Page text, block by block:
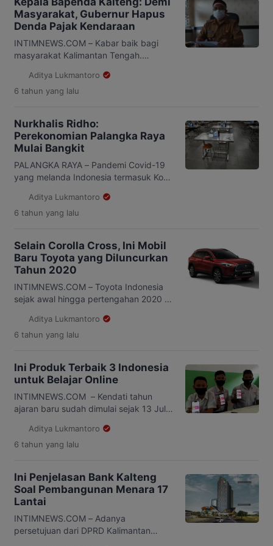
Masyarakat, Gubernur Hapus
Denda Pajak Kendaraan
INTIMNEWS.COM – Kabar baik bagi
masyarakat Kalimantan Tengah.
Kalimantan Tengah memperpanjang
masa penghapusan denda Pajak
disampaikan oleh Kepala Bapenda
Provinsi Kalimantan Tengah, Kaspinor
kepada intimnews.com di ruang
kerjanya, 18 Agustus 2020. Menurut
Kaspinor, Peraturan Gubernur (Pergub)
2020 […]
Aditya Lukmantoro
6 tahun yang lalu
Nurkhalis Ridho:
Perekonomian Palangka Raya
Mulai Bangkit
PALANGKA RAYA – Pandemi Covid-19
yang melanda Indonesia termasuk Kota
parekonomian masyarakat. terbukti
saat pandemi melanda, banyak
Anggota DPRD Kota Palangka Raya,
Nurkhalis Ridho mengatakan kalau
masyarakat tidak boleh terpuruk
secara terus menerus dengan
mendukung program pemerintah untuk
Catatanya […]
Aditya Lukmantoro
6 tahun yang lalu
Selain Corolla Cross, Ini Mobil
Baru Toyota yang Diluncurkan
Tahun 2020
INTIMNEWS.COM – Toyota Indonesia
sejak awal hingga pertengahan 2020 ini
yang merupakan model penyegaran,
penambahan fitur, juga benar-benar
siaran digital lewat kanal Youtube
Toyota Indonesia. SUV baru ini tersedia
dalam dua tipe: bensin 1.8L dan hybrid,
yang harganya masing-masing […]
Aditya Lukmantoro
6 tahun yang lalu
Ini Produk Terbaik 3 Indonesia
untuk Belajar Online
INTIMNEWS.COM – Kendati tahun
ajaran baru sudah dimulai sejak 13 Juli
kabupaten yang berstatus zona hijau di
Indonesia yang mendapatkan izin
yang berada lebih dari 400 kabupaten
yang berstatus zona kuning, oranye,
dan merah, harus tetap mengikuti
pembelajaran secara online […]
Aditya Lukmantoro
6 tahun yang lalu
Ini Penjelasan Bank Kalteng
Soal Pembangunan Menara 17
Lantai
INTIMNEWS.COM – Adanya
persetujuan dari DPRD Kalimantan